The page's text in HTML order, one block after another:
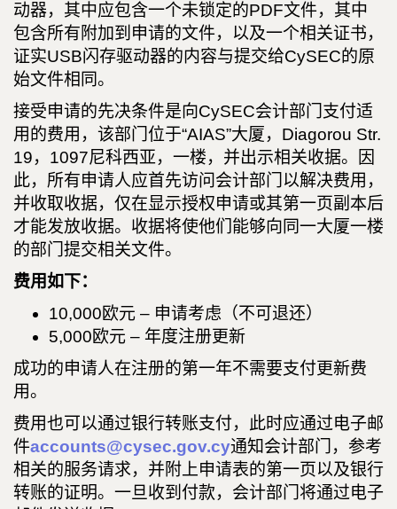
动器，其中应包含一个未锁定的PDF文件，其中
包含所有附加到申请的文件，以及一个相关证书，
证实USB闪存驱动器的内容与提交给CySEC的原
始文件相同。
接受申请的先决条件是向CySEC会计部门支付适
用的费用，该部门位于“AIAS”大厦，Diagorou Str.
19，1097尼科西亚，一楼，并出示相关收据。因
此，所有申请人应首先访问会计部门以解决费用，
并收取收据，仅在显示授权申请或其第一页副本后
才能发放收据。收据将使他们能够向同一大厦一楼
的部门提交相关文件。
费用如下：
10,000欧元 – 申请考虑（不可退还）
5,000欧元 – 年度注册更新
成功的申请人在注册的第一年不需要支付更新费
用。
费用也可以通过银行转账支付，此时应通过电子邮
件accounts@cysec.gov.cy通知会计部门，参考
相关的服务请求，并附上申请表的第一页以及银行
转账的证明。一旦收到付款，会计部门将通过电子